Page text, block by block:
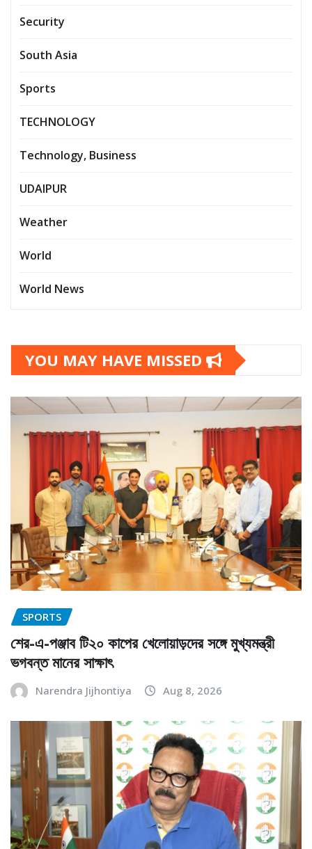
Security
South Asia
Sports
TECHNOLOGY
Technology, Business
UDAIPUR
Weather
World
World News
YOU MAY HAVE MISSED
SPORTS
শের-এ-পঞ্জাব টি২০ কাপের খেলোয়াড়দের সঙ্গে মুখ্যমন্ত্রী
ভগবন্ত মানের সাক্ষাৎ
Narendra Jijhontiya Aug 8, 2026